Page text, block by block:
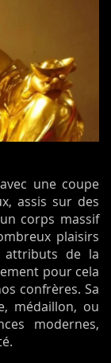
une coupe
assis sur des
corps massif
plaisirs
attributs de la
pour cela
confrères. Sa
médaillon, ou
modernes,